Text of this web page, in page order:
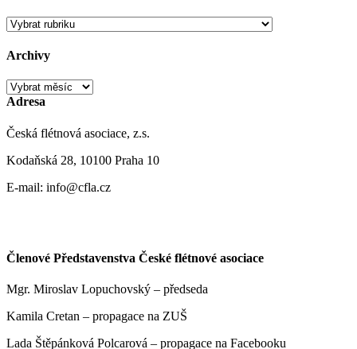
Rubriky
Archivy
Archivy
Adresa
Česká flétnová asociace, z.s.
Kodaňská 28, 10100 Praha 10
E-mail: info@cfla.cz
Členové Představenstva České flétnové asociace
Mgr. Miroslav Lopuchovský – předseda
Kamila Cretan – propagace na ZUŠ
Lada Štěpánková Polcarová – propagace na Facebooku